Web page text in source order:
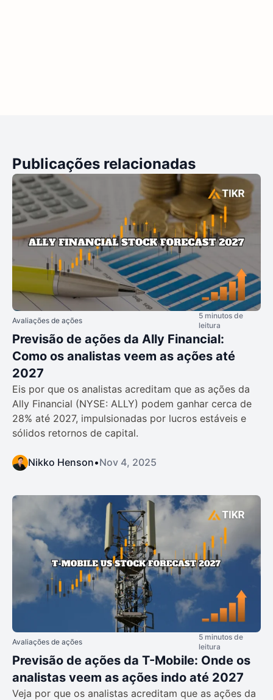
Publicações relacionadas
Avaliações de ações
5 minutos de
leitura
Previsão de ações da Ally Financial:
Como os analistas veem as ações até
2027
Eis por que os analistas acreditam que as ações da
Ally Financial (NYSE: ALLY) podem ganhar cerca de
28% até 2027, impulsionadas por lucros estáveis e
sólidos retornos de capital.
Nikko Henson•Nov 4, 2025
Avaliações de ações
5 minutos de
leitura
Previsão de ações da T-Mobile: Onde os
analistas veem as ações indo até 2027
Veja por que os analistas acreditam que as ações da